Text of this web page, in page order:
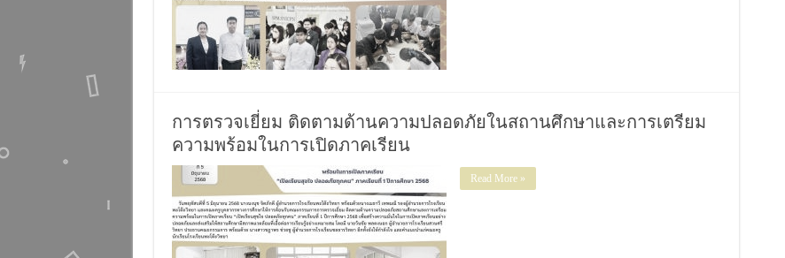
การตรวจเยี่ยม ติดตามด้านความปลอดภัยในสถานศึกษาและการเตรียม
ความพร้อมในการเปิดภาคเรียน
Read More »